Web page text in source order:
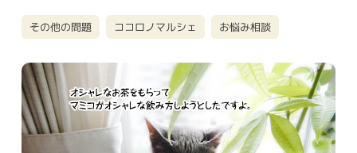
その他の問題 ココロノマルシェ お悩み相談